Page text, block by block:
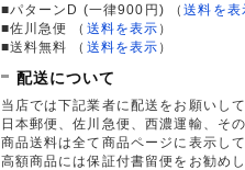
■パターンD (一律900円)
（送料を表
■佐川急便
（ 送料を表示 ）
■送料無料
（ 送料を表示 ）
配送について
当店では下記業者に配送をお願いして
日本郵便、佐川急便、西濃運輸、そ
商品送料は全て商品ページに表示して
高額商品には保証付書留便をお勧め